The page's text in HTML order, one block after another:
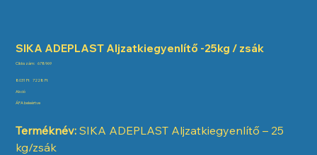
SIKA ADEPLAST Aljzatkiegyenlítő -25kg / zsák
Cikkszám: Cikkszám:
678969
Eredeti
8031 Ft Akciós
7228 Ft
Akció
ÁFA beleértve
Terméknév: SIKA ADEPLAST Aljzatkiegyenlítő – 25
kg/zsák